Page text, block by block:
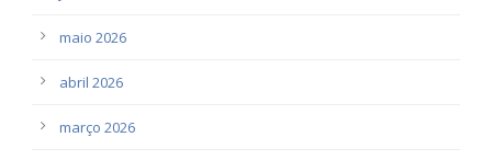
maio 2026
abril 2026
março 2026